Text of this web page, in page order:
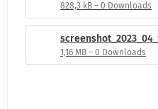
828,3 kB – 0 Downloads
1,16 MB – 0 Downloads